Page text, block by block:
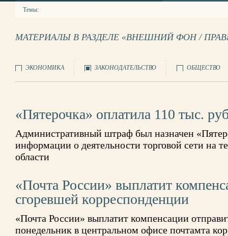
Темы:
МАТЕРИАЛЫ В РАЗДЕЛЕ «ВНЕШНИЙ ФОН /
ЭКОНОМИКА ЗАКОНОДАТЕЛЬСТВО ОБЩЕСТВО
«Пятерочка» оплатила 110 тыс.
Административный штраф был назначен
информации о деятельности торговой сети на
области
«Почта России» выплатит
сгоревшей корреспонденции
«Почта России» выплатит компенсации
понедельник в центральном офисе почтамта